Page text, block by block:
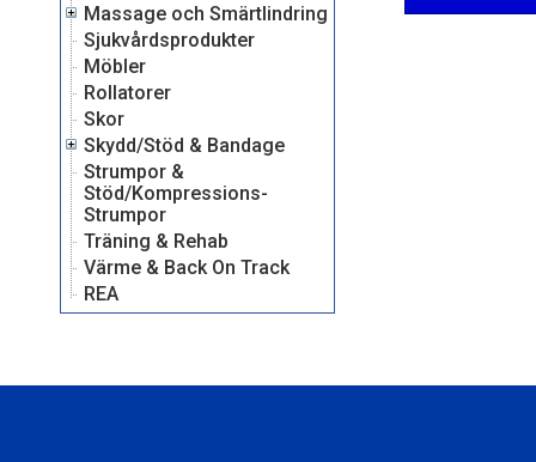
Massage och Smärtlindring
Sjukvårdsprodukter
Möbler
Rollatorer
Skor
Skydd/Stöd & Bandage
Strumpor &
Stöd/Kompressions-
Strumpor
Träning & Rehab
Värme & Back On Track
REA